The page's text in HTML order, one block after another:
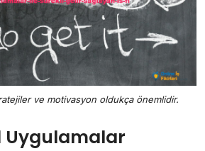
ve motivasyon oldukça önemlidir.
Uygulamalar